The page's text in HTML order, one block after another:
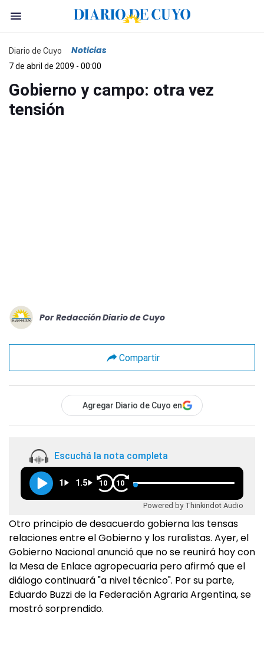
Diario de Cuyo Noticias
7 de abril de 2009 - 00:00
Gobierno y campo: otra vez
tensión
Por Redacción Diario de Cuyo
Compartir
Agregar Diario de Cuyo en
Escuchá la nota completa
1 1.5 10 10
Powered by Thinkindot Audio
Otro principio de desacuerdo gobierna las tensas
relaciones entre el Gobierno y los ruralistas. Ayer, el
Gobierno Nacional anunció que no se reunirá hoy con
la Mesa de Enlace agropecuaria pero afirmó que el
diálogo continuará "a nivel técnico". Por su parte,
Eduardo Buzzi de la Federación Agraria Argentina, se
mostró sorprendido.